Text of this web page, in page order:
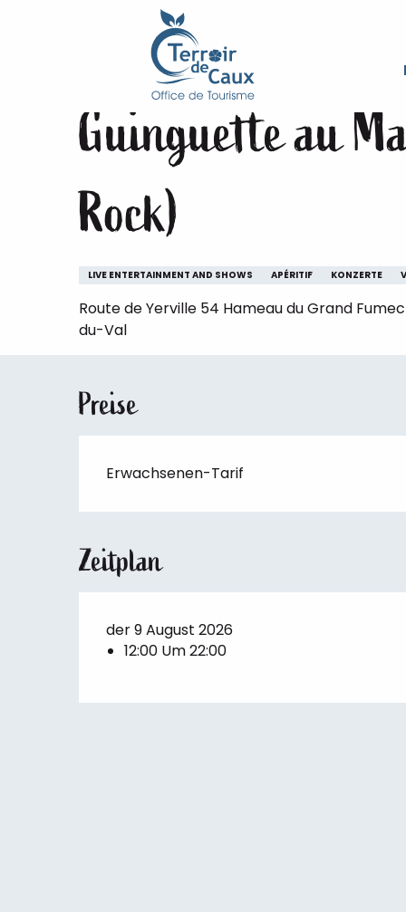
Aufenthalt
Sonntag 9. august von 12:00 bis zu 22:00
Guinguette au
Rock)
LIVE ENTERTAINMENT AND SHOWS APÉRITIF KONZERTE
Route de Yerville 54 Hameau du Grand
du-Val
Preise
Erwachsenen-Tarif
Zeitplan
der 9 August 2026
12:00 Um 22:00